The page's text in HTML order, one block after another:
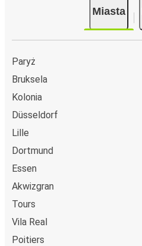
Miasta
Paryż
Bruksela
Kolonia
Düsseldorf
Lille
Dortmund
Essen
Akwizgran
Tours
Vila Real
Poitiers